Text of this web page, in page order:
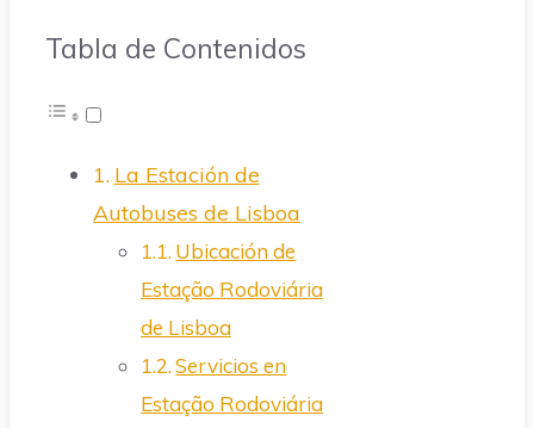
Tabla de Contenidos
La Estación de
Autobuses de Lisboa
Ubicación de
Estação Rodoviária
de Lisboa
Servicios en
Estação Rodoviária